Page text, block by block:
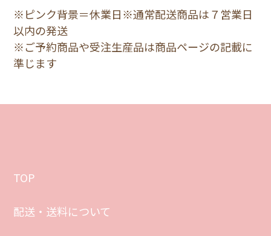
※ピンク背景＝休業日※通常配送商品は７営業日
以内の発送
※ご予約商品や受注生産品は商品ページの記載に
準じます
TOP
配送・送料について